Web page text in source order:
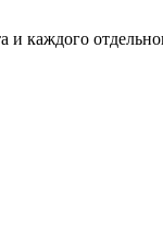
и каждого